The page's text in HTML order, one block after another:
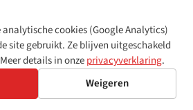
van artikel 92M(1)(c); en ieder
het Tribunaal passend acht.
van artikel 92M omvat posten
,verlies van enig voordeelen — het
toegankelijkheidszaken waar
bescheiden is —vernedering,
cookies (Google Analytics)
site gebruikt. Ze blijven uitgeschakeld
details in onzeprivacyverklaring.
Weigeren